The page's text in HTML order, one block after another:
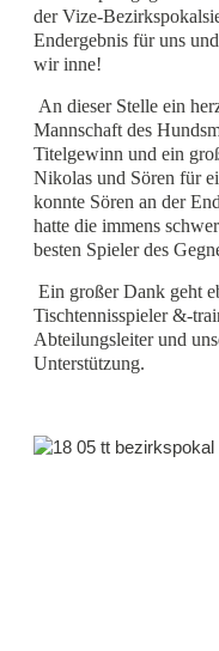
der Vize-
Endergebnis für uns
wir inne!
An dieser Stelle ein
Mannschaft des
Titelgewinn und ein
Nikolas und Sören für
konnte Sören an der
hatte die immens
besten Spieler des
Ein großer Dank geht
Tischtennisspieler &-
Abteilungsleiter und
Unterstützung.